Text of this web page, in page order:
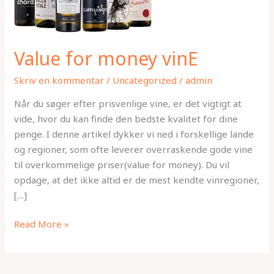
Value for money vinE
Skriv en kommentar / Uncategorized /admin
Når du søger efter prisvenlige vine, er det vigtigt at
vide, hvor du kan finde den bedste kvalitet for dine
penge. I denne artikel dykker vi ned i forskellige lande
og regioner, som ofte leverer overraskende gode vine
til overkommelige priser(value for money). Du vil
opdage, at det ikke altid er de mest kendte vinregioner,
[…]
Read More »